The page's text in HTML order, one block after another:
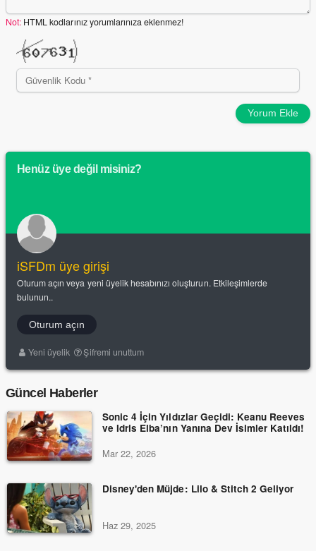
Not: HTML kodlarınız yorumlarınıza eklenmez!
Yorum Ekle
Henüz üye değil misiniz?
iSFDm üye girişi
Oturum açın veya yeni üyelik hesabınızı oluşturun. Etkileşimlerde
bulunun..
Oturum açın
Yeni üyelik Şifremi unuttum
Güncel Haberler
Sonic 4 İçin Yıldızlar Geçidi: Keanu Reeves
ve Idris Elba’nın Yanına Dev İsimler Katıldı!
Mar 22, 2026
Disney'den Müjde: Lilo & Stitch 2 Geliyor
Haz 29, 2025